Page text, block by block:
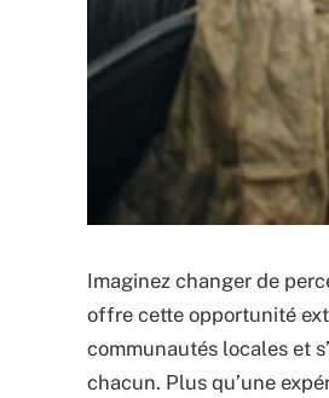
Imaginez changer de
offre cette opportunité
communautés locales et
chacun. Plus qu’une